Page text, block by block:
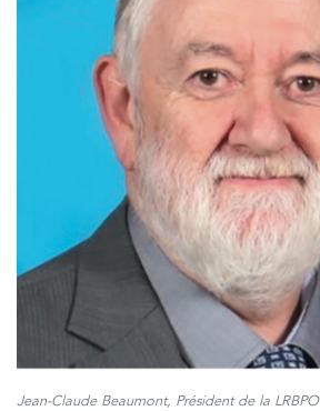
Jean-Claude Beaumont, Président de la LRBPO